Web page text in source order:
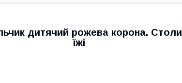
дитячий рожева корона.
їжі